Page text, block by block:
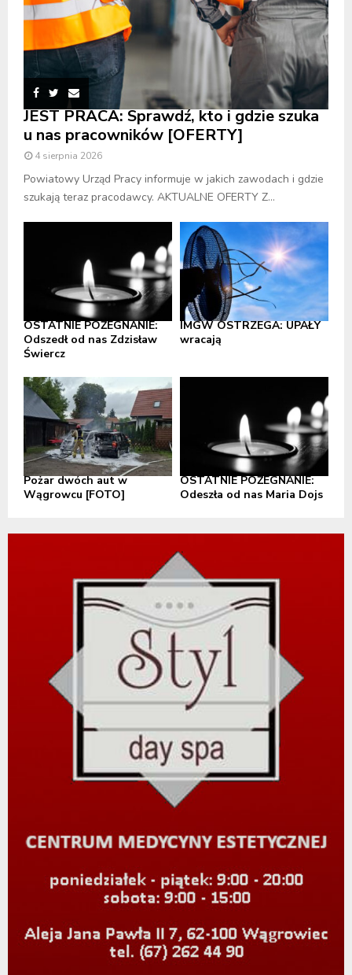
JEST PRACA: Sprawdź, kto i gdzie szuka
u nas pracowników [OFERTY]
4 sierpnia 2026
Powiatowy Urząd Pracy informuje w jakich zawodach i gdzie
szukają teraz pracodawcy. AKTUALNE OFERTY Z...
OSTATNIE POŻEGNANIE:
Odszedł od nas Zdzisław
Świercz
IMGW OSTRZEGA: UPAŁY
wracają
Pożar dwóch aut w
Wągrowcu [FOTO]
OSTATNIE POŻEGNANIE:
Odeszła od nas Maria Dojs